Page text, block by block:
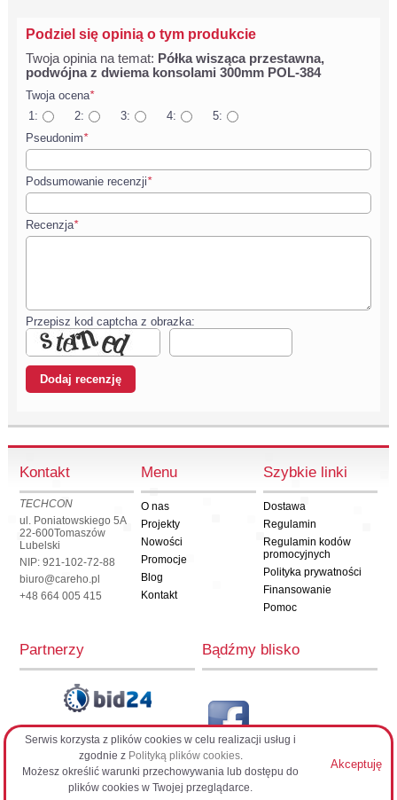
Podziel się opinią o tym produkcie
Twoja opinia na temat: Półka wisząca przestawna,
podwójna z dwiema konsolami 300mm POL-384
Twoja ocena*
1:
2: 3: 4:
5:
Pseudonim*
Podsumowanie recenzji*
Recenzja*
Przepisz kod captcha z obrazka:
Kontakt
TECHCON
ul. Poniatowskiego 5A
22-600Tomaszów
Lubelski
NIP: 921-102-72-88
biuro@careho.pl
+48 664 005 415
Menu
O nas
Projekty
Nowości
Promocje
Blog
Kontakt
Szybkie linki
Dostawa
Regulamin
Regulamin kodów
promocyjnych
Polityka prywatności
Finansowanie
Pomoc
Partnerzy Bądźmy blisko
CarehoPL
Akceptuję
Serwis korzysta z plików cookies w celu realizacji usług i
zgodnie z Polityką plików cookies.
Możesz określić warunki przechowywania lub dostępu do
plików cookies w Twojej przeglądarce.